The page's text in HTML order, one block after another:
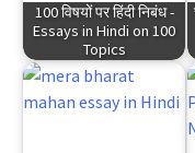
100 विषयों पर हिंदी निबंध -
Essays in Hindi on 100
Topics